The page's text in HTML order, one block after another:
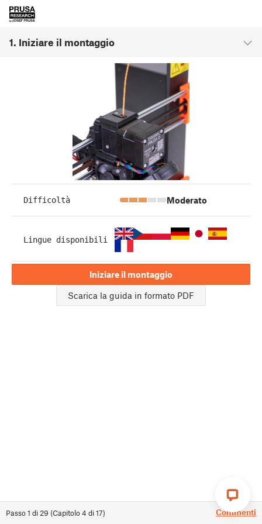
1. Iniziare il montaggio
Passo1 di 29 (Capitolo4 di17) Commenti
Difficoltà Moderato
Lingue disponibili
Iniziare il montaggio
Scarica la guida in formato PDF